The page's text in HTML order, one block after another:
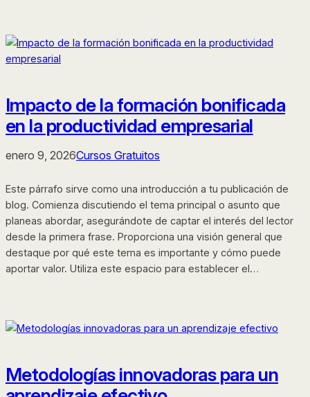
Impacto de la formación bonificada
en la productividad empresarial
enero 9, 2026Cursos Gratuitos
Este párrafo sirve como una introducción a tu publicación de
blog. Comienza discutiendo el tema principal o asunto que
planeas abordar, asegurándote de captar el interés del lector
desde la primera frase. Proporciona una visión general que
destaque por qué este tema es importante y cómo puede
aportar valor. Utiliza este espacio para establecer el…
Metodologías innovadoras para un